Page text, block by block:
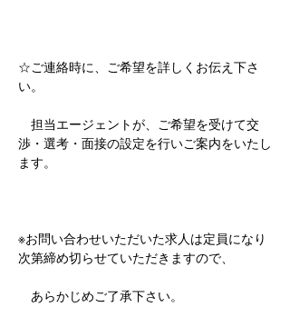
☆ご連絡時に、ご希望を詳しくお伝え下さ
い。
担当エージェントが、ご希望を受けて交
渉・選考・面接の設定を行いご案内をいたし
ます。
※お問い合わせいただいた求人は定員になり
次第締め切らせていただきますので、
あらかじめご了承下さい。